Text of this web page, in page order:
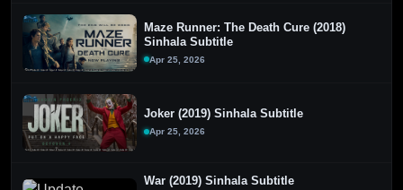
Maze Runner: The Death Cure (2018)
Sinhala Subtitle
Apr 25, 2026
Joker (2019) Sinhala Subtitle
Apr 25, 2026
War (2019) Sinhala Subtitle